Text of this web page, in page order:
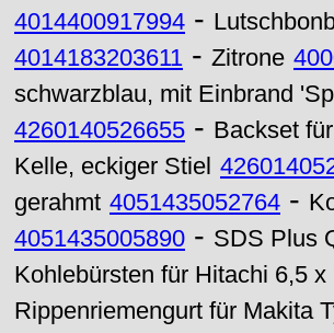
4014400917994 -
4014183203611 - Zitrone
schwarzblau, mit Einbrand
4260140526655 - Backset
Kelle, eckiger Stiel
gerahmt 4051435052764 -
4051435005890 - SDS Plus
Kohlebürsten für Hitachi 6,5
Rippenriemengurt für Makita